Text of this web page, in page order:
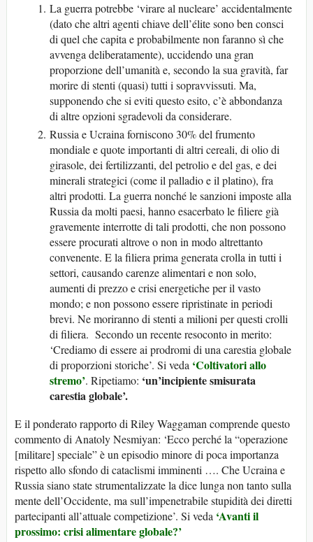
La guerra potrebbe ‘virare al nucleare’ accidentalmente
(dato che altri agenti chiave dell’élite sono ben consci
di quel che capita e probabilmente non faranno sì che
avvenga deliberatamente), uccidendo una gran
proporzione dell’umanità e, secondo la sua gravità, far
morire di stenti (quasi) tutti i sopravvissuti. Ma,
supponendo che si eviti questo esito, c’è abbondanza
di altre opzioni sgradevoli da considerare.
Russia e Ucraina forniscono 30% del frumento
mondiale e quote importanti di altri cereali, di olio di
girasole, dei fertilizzanti, del petrolio e del gas, e dei
minerali strategici (come il palladio e il platino), fra
altri prodotti. La guerra nonché le sanzioni imposte alla
Russia da molti paesi, hanno esacerbato le filiere già
gravemente interrotte di tali prodotti, che non possono
essere procurati altrove o non in modo altrettanto
convenente. E la filiera prima generata crolla in tutti i
settori, causando carenze alimentari e non solo,
aumenti di prezzo e crisi energetiche per il vasto
mondo; e non possono essere ripristinate in periodi
brevi. Ne moriranno di stenti a milioni per questi crolli
di filiera. Secondo un recente resoconto in merito:
‘Crediamo di essere ai prodromi di una carestia globale
di proporzioni storiche’. Si veda ‘Coltivatori allo
stremo’. Ripetiamo: ‘un’incipiente smisurata
carestia globale’.
E il ponderato rapporto di Riley Waggaman comprende questo
commento di Anatoly Nesmiyan: ‘Ecco perché la “operazione
[militare] speciale” è un episodio minore di poca importanza
rispetto allo sfondo di cataclismi imminenti …. Che Ucraina e
Russia siano state strumentalizzate la dice lunga non tanto sulla
mente dell’Occidente, ma sull’impenetrabile stupidità dei diretti
partecipanti all’attuale competizione’. Si veda ‘Avanti il
prossimo: crisi alimentare globale?’